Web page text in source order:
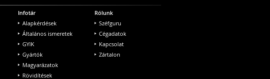
Infotár
Alapkérdések
Általános ismeretek
GYIK
Gyártók
Magyarázatok
Rövidítések
Rólunk
Széfguru
Cégadatok
Kapcsolat
Zártalon